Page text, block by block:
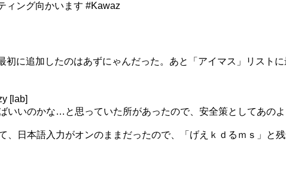
ィング向かいます #Kawaz
初に追加したのはあずにゃんだった。あと「アイマス」リスト
[lab]
いいのかな…と思っていた所があったので、安全策としてあの
、日本語入力がオンのままだったので、「げえｋｄるｍｓ」と